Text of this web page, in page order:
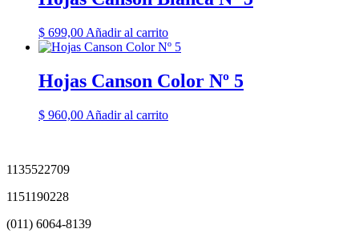
$ 699,00 Añadir al carrito
Hojas Canson Color Nº 5
$ 960,00 Añadir al carrito
1135522709
1151190228
(011) 6064-8139